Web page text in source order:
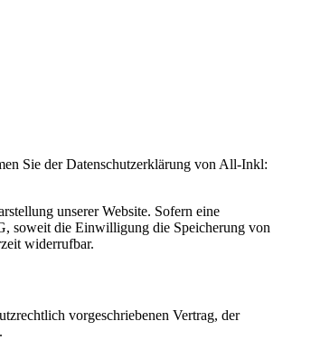
Sie der Datenschutzerklärung von All-Inkl:
unserer Website. Sofern eine
soweit die Einwilligung die Speicherung von
widerrufbar.
vorgeschriebenen Vertrag, der